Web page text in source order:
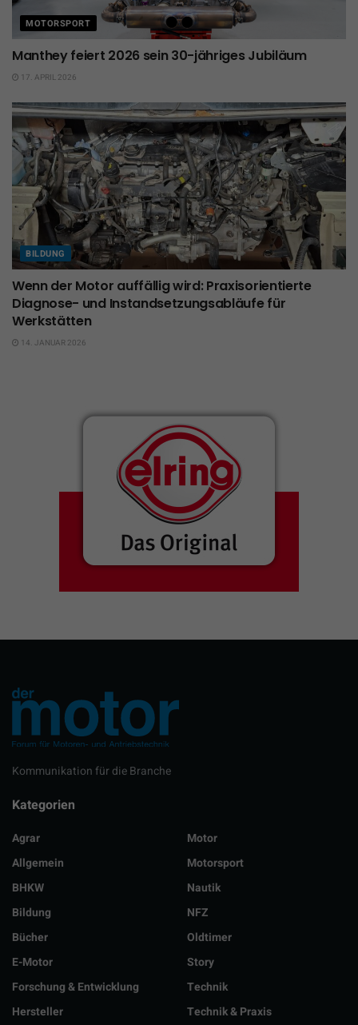
MOTORSPORT
Manthey feiert 2026 sein 30-jähriges Jubiläum
17. APRIL 2026
BILDUNG
Wenn der Motor auffällig wird: Praxisorientierte
Diagnose- und Instandsetzungsabläufe für
Werkstätten
14. JANUAR 2026
Kommunikation für die Branche
Kategorien
Agrar
Allgemein
BHKW
Bildung
Bücher
E-Motor
Forschung & Entwicklung
Hersteller
Motor
Motorsport
Nautik
NFZ
Oldtimer
Story
Technik
Technik & Praxis